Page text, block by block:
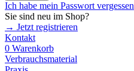
Ich habe mein Passwort vergessen
Sie sind neu im Shop?
→ Jetzt registrieren
Kontakt
0 Warenkorb
Verbrauchsmaterial